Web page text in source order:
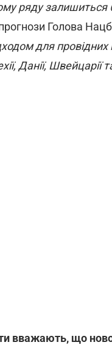
ряду залишиться
Голова
для провідних
Данії, Швейцарії
вважають, що